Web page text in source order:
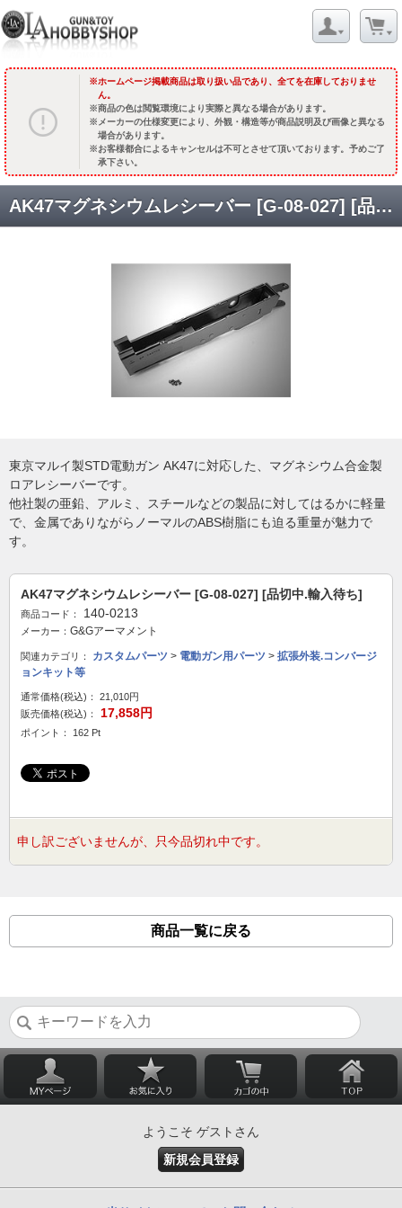
ホームページ掲載商品は取り扱い品であり、全てを在庫しておりませ
ん。
商品の色は閲覧環境により実際と異なる場合があります。
メーカーの仕様変更により、外観・構造等が商品説明及び画像と異なる
場合があります。
お客様都合によるキャンセルは不可とさせて頂いております。予めご了
承下さい。
AK47マグネシウムレシーバー [G-08-027] [品切中.輸入待ち]
東京マルイ製STD電動ガン AK47に対応した、マグネシウム合金製
ロアレシーバーです。
他社製の亜鉛、アルミ、スチールなどの製品に対してはるかに軽量
で、金属でありながらノーマルのABS樹脂にも迫る重量が魅力で
す。
AK47マグネシウムレシーバー [G-08-027] [品切中.輸入待ち]
商品コード： 140-0213
メーカー： G&Gアーマメント
関連カテゴリ： カスタムパーツ > 電動ガン用パーツ > 拡張外装.コンバージ
ョンキット等
通常価格(税込)：
21,010円
販売価格(税込)：
17,858円
ポイント： 162 Pt
申し訳ございませんが、只今品切れ中です。
商品一覧に戻る
ようこそ ゲストさん
新規会員登録